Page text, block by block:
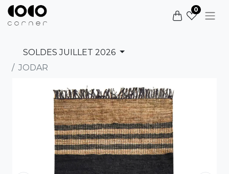
0
SOLDES JUILLET 2026
JODAR